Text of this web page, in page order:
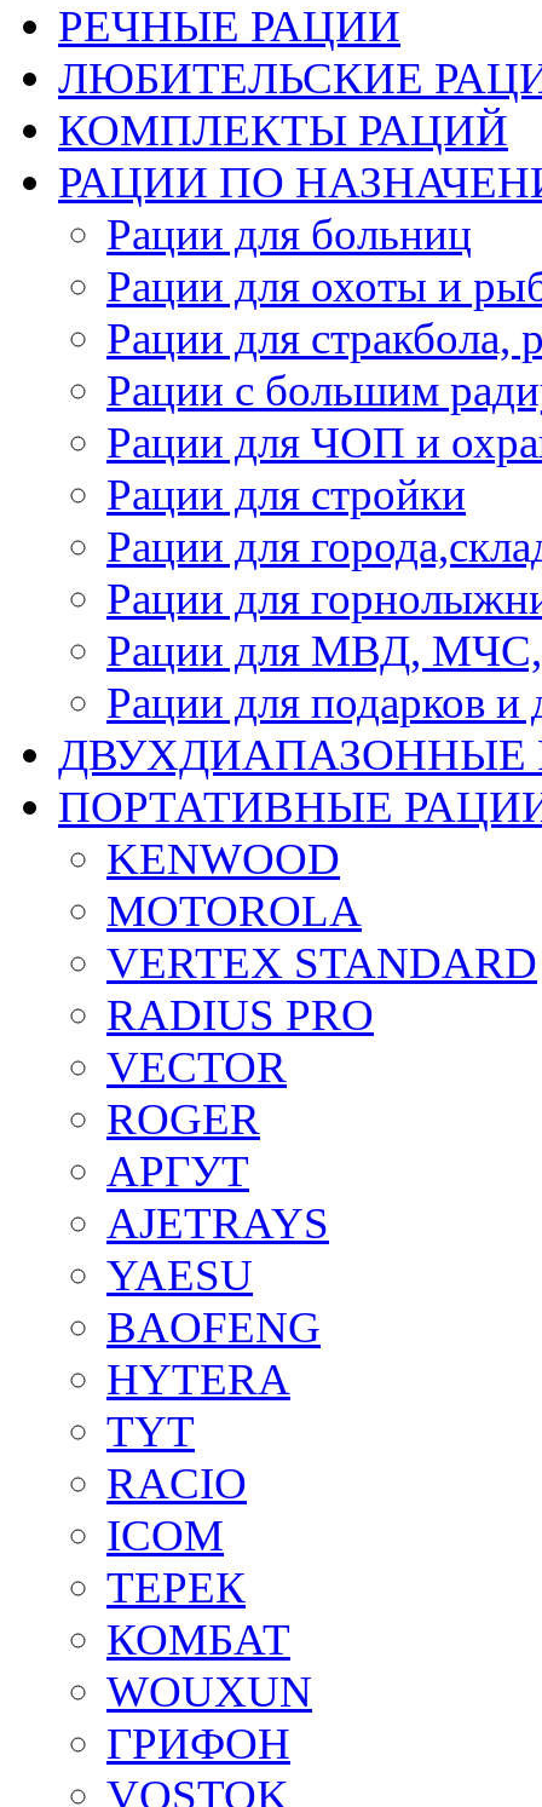
РЕЧНЫЕ РАЦИИ
ЛЮБИТЕЛЬСКИЕ
КОМПЛЕКТЫ РАЦИЙ
РАЦИИ ПО
Рации для больниц
Рации для охоты и
Рации для стракбола,
Рации с большим
Рации для ЧОП и
Рации для стройки
Рации для
Рации для
Рации для МВД, МЧС,
Рации для подарков и
ДВУХДИАПАЗОННЫЕ
ПОРТАТИВНЫЕ
KENWOOD
MOTOROLA
VERTEX STANDARD
RADIUS PRO
VECTOR
ROGER
АРГУТ
AJETRAYS
YAESU
BAOFENG
HYTERA
TYT
RACIO
ICOM
ТЕРЕК
КОМБАТ
WOUXUN
ГРИФОН
VOSTOK